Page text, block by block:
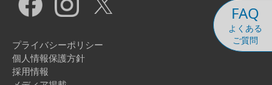
FAQ
よくある
ご質問
プライバシーポリシー
個人情報保護方針
採用情報